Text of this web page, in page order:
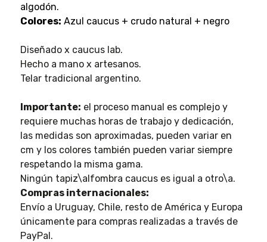
algodón.
Colores: Azul caucus + crudo natural + negro
Diseñado x caucus lab.
Hecho a mano x artesanos.
Telar tradicional argentino.
Importante: el proceso manual es complejo y
requiere muchas horas de trabajo y dedicación,
las medidas son aproximadas, pueden variar en
cm y los colores también pueden variar siempre
respetando la misma gama.
Ningún tapiz\alfombra caucus es igual a otro\a.
Compras internacionales:
Envío a Uruguay, Chile, resto de América y Europa
únicamente para compras realizadas a través de
PayPal.